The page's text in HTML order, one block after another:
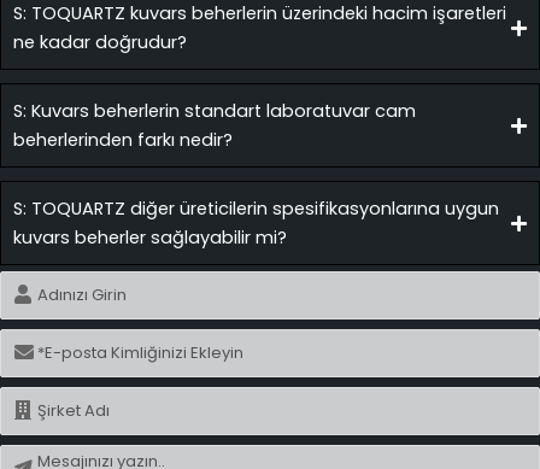
S: TOQUARTZ kuvars beherlerin üzerindeki hacim işaretleri
ne kadar doğrudur?
S: Kuvars beherlerin standart laboratuvar cam
beherlerinden farkı nedir?
S: TOQUARTZ diğer üreticilerin spesifikasyonlarına uygun
kuvars beherler sağlayabilir mi?
İsim
E-
posta
İsim
Mesaj